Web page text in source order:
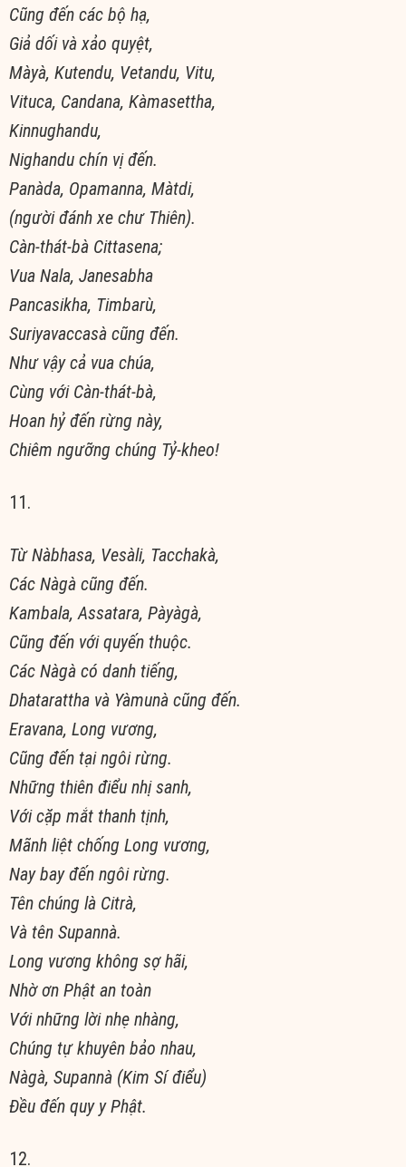
Cũng đến các bộ hạ,
Giả dối và xảo quyệt,
Màyà, Kutendu, Vetandu, Vitu,
Vituca, Candana, Kàmasettha,
Kinnughandu,
Nighandu chín vị đến.
Panàda, Opamanna, Màtdi,
(người đánh xe chư Thiên).
Càn-thát-bà Cittasena;
Vua Nala, Janesabha
Pancasikha, Timbarù,
Suriyavaccasà cũng đến.
Như vậy cả vua chúa,
Cùng với Càn-thát-bà,
Hoan hỷ đến rừng này,
Chiêm ngưỡng chúng Tỷ-kheo!
11.
Từ Nàbhasa, Vesàli, Tacchakà,
Các Nàgà cũng đến.
Kambala, Assatara, Pàyàgà,
Cũng đến với quyến thuộc.
Các Nàgà có danh tiếng,
Dhatarattha và Yàmunà cũng đến.
Eravana, Long vương,
Cũng đến tại ngôi rừng.
Những thiên điểu nhị sanh,
Với cặp mắt thanh tịnh,
Mãnh liệt chống Long vương,
Nay bay đến ngôi rừng.
Tên chúng là Citrà,
Và tên Supannà.
Long vương không sợ hãi,
Nhờ ơn Phật an toàn
Với những lời nhẹ nhàng,
Chúng tự khuyên bảo nhau,
Nàgà, Supannà (Kim Sí điểu)
Ðều đến quy y Phật.
12.